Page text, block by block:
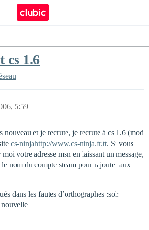
cs 1.6
5:59
nouveau et je recrute, je recrute à cs 1.6 (mod
cs-ninjahttp://www.cs-ninja.fr.tt. Si vous
moi votre adresse msn en laissant un message,
nom du compte steam pour rajouter aux
dans les fautes d’orthographes :sol:
nouvelle